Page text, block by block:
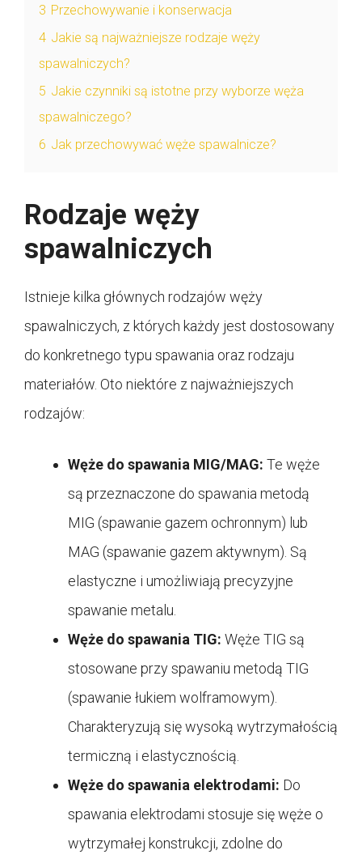
3 Przechowywanie i konserwacja
4 Jakie są najważniejsze rodzaje węży
spawalniczych?
5 Jakie czynniki są istotne przy wyborze węża
spawalniczego?
6 Jak przechowywać węże spawalnicze?
Rodzaje węży
spawalniczych
Istnieje kilka głównych rodzajów węży
spawalniczych, z których każdy jest dostosowany
do konkretnego typu spawania oraz rodzaju
materiałów. Oto niektóre z najważniejszych
rodzajów:
Węże do spawania MIG/MAG: Te węże
są przeznaczone do spawania metodą
MIG (spawanie gazem ochronnym) lub
MAG (spawanie gazem aktywnym). Są
elastyczne i umożliwiają precyzyjne
spawanie metalu.
Węże do spawania TIG: Węże TIG są
stosowane przy spawaniu metodą TIG
(spawanie łukiem wolframowym).
Charakteryzują się wysoką wytrzymałością
termiczną i elastycznością.
Węże do spawania elektrodami: Do
spawania elektrodami stosuje się węże o
wytrzymałej konstrukcji, zdolne do